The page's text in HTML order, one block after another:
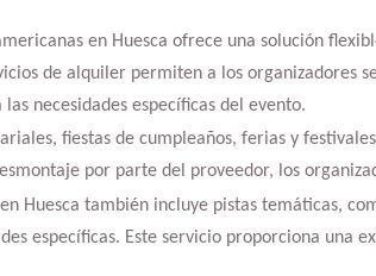
en Huesca ofrece una solución
de alquiler permiten a los organizadores
necesidades específicas del evento.
fiestas de cumpleaños, ferias y
por parte del proveedor, los
Huesca también incluye pistas temáticas,
específicas. Este servicio proporciona una